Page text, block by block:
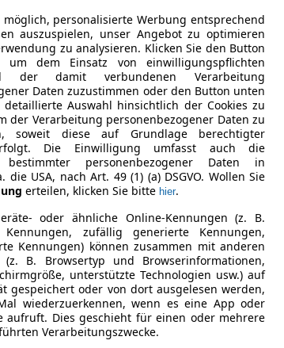
möglich, personalisierte Werbung entsprechend
auszuspielen, unser Angebot zu optimieren
zu analysieren. Klicken Sie den Button
um dem Einsatz von einwilligungspflichten
der damit verbundenen Verarbeitung
Daten zuzustimmen oder den Button unten
Auswahl hinsichtlich der Cookies zu
der Verarbeitung personenbezogener Daten zu
soweit diese auf Grundlage berechtigter
Die Einwilligung umfasst auch die
bestimmter personenbezogener Daten in
die USA, nach Art. 49 (1) (a) DSGVO. Wollen Sie
erteilen, klicken Sie bitte hier.
oder ähnliche Online-Kennungen (z. B.
Kennungen, zufällig generierte Kennungen,
Kennungen) können zusammen mit anderen
(z. B. Browsertyp und Browserinformationen,
unterstützte Technologien usw.) auf
gespeichert oder von dort ausgelesen werden,
wiederzuerkennen, wenn es eine App oder
aufruft. Dies geschieht für einen oder mehrere
Verarbeitungszwecke.